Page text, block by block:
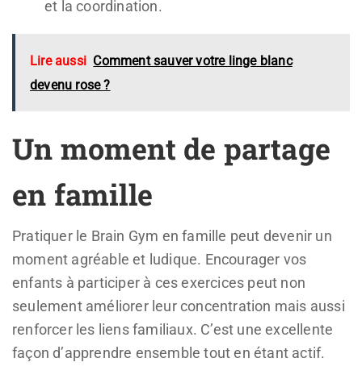
et la coordination.
Lire aussi Comment sauver votre linge blanc
devenu rose ?
Un moment de partage
en famille
Pratiquer le Brain Gym en famille peut devenir un
moment agréable et ludique. Encourager vos
enfants à participer à ces exercices peut non
seulement améliorer leur concentration mais aussi
renforcer les liens familiaux. C’est une excellente
façon d’apprendre ensemble tout en étant actif.